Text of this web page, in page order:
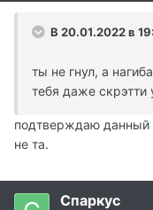
В 20.01.2022 в
ты не гнул, а
тебя даже скрэтти
подтверждаю данный
не та.
Спаркус